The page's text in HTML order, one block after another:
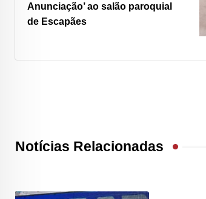
Anunciação’ ao salão paroquial
de Escapães
Notícias Relacionadas